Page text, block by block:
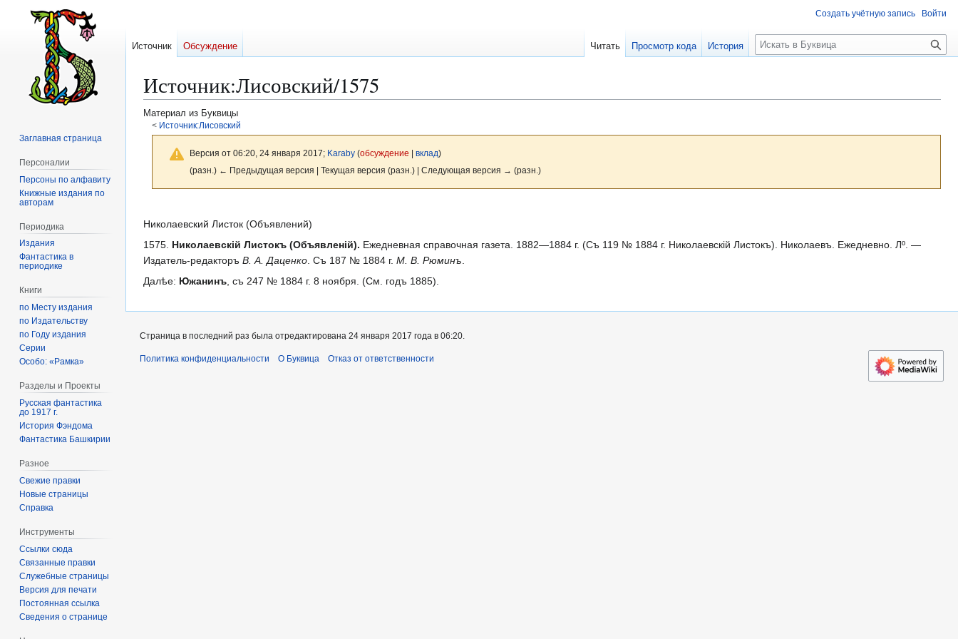
Источник:Лисовский/1575
Материал из Буквицы
< Источник:Лисовский
Версия от 06:20, 24 января 2017; Karaby (обсуждение вклад)
(разн.) ← Предыдущая версия | Текущая версия (разн.) | Следующая версия → (разн.)
к
навигации
к
поиску
Николаевский Листок (Объявлений)
1575. Николаевскій Листокъ (Объявленій). Ежедневная справочная газета. 1882—1884 г. (Съ 119 № 1884 г. Николаевскій Листокъ). Николаевъ. Ежедневно. Лº. —
Издатель-редакторъ В. А. Даценко. Съ 187 № 1884 г. М. В. Рюминъ.
Далѣе: Южанинъ, съ 247 № 1884 г. 8 ноября. (См. годъ 1885).
Создать учётную запись Войти
Источник Обсуждение Читать Просмотр кода История
П
о
к
Заглавная страница
Персоналии
Персоны по алфавиту
Книжные издания по
авторам
Периодика
Издания
Фантастика в
периодике
Книги
по Месту издания
по Издательству
по Году издания
Серии
Особо: «Рамка»
Разделы и Проекты
Русская фантастика
до 1917 г.
История Фэндома
Фантастика Башкирии
Разное
Свежие правки
Новые страницы
Справка
Инструменты
Ссылки сюда
Связанные правки
Служебные страницы
Версия для печати
Постоянная ссылка
Сведения о странице
Страница в последний раз была отредактирована 24 января 2017 года в 06:20.
Политика конфиденциальности О Буквица Отказ от ответственности